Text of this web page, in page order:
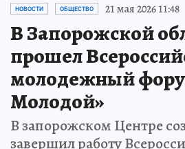
НОВОСТИ ОБЩЕСТВО 21 мая 2026 11:48
В Запорожской
прошел
молодежный
Молодой»
В запорожском Центре
завершил работу